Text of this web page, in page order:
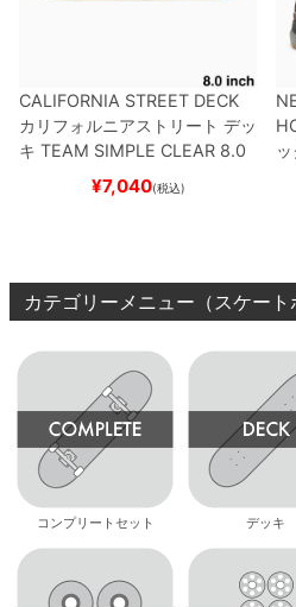
CALIFORNIA STREET DECK
カリフォルニアストリート デッ
キ TEAM SIMPLE CLEAR 8.0
ブランク（DSM）
ード スケボー
¥7,040(税込)
ッ
カテゴリーメニュー（スケート
コンプリートセット デッキ